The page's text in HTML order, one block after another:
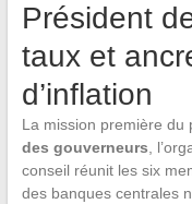
Président
taux et
d’inflation
La mission première du
des gouverneurs ,
conseil réunit les six
des banques centrales